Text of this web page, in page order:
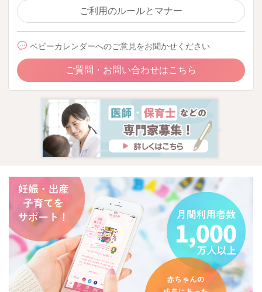
ご利用のルールとマナー
ベビーカレンダーへのご意見をお聞かせください
ご質問・お問い合わせはこちら